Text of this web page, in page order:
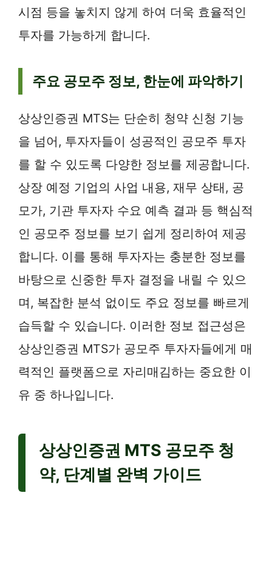
시점 등을 놓치지 않게 하여 더욱 효율적인
투자를 가능하게 합니다.
주요 공모주 정보, 한눈에 파악하기
상상인증권 MTS는 단순히 청약 신청 기능
을 넘어, 투자자들이 성공적인 공모주 투자
를 할 수 있도록 다양한 정보를 제공합니다.
상장 예정 기업의 사업 내용, 재무 상태, 공
모가, 기관 투자자 수요 예측 결과 등 핵심적
인 공모주 정보를 보기 쉽게 정리하여 제공
합니다. 이를 통해 투자자는 충분한 정보를
바탕으로 신중한 투자 결정을 내릴 수 있으
며, 복잡한 분석 없이도 주요 정보를 빠르게
습득할 수 있습니다. 이러한 정보 접근성은
상상인증권 MTS가 공모주 투자자들에게 매
력적인 플랫폼으로 자리매김하는 중요한 이
유 중 하나입니다.
상상인증권 MTS 공모주 청
약, 단계별 완벽 가이드